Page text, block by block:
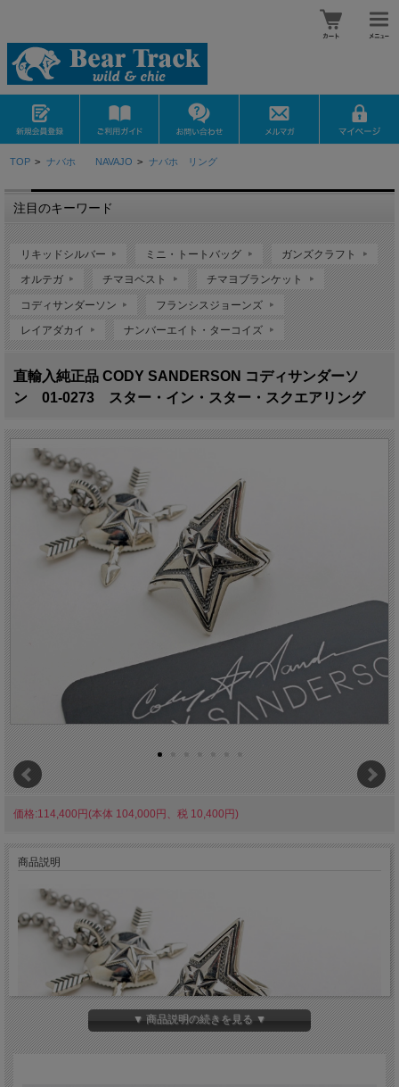
TOP > ナバホ NAVAJO > ナバホ リング
注目のキーワード
リキッドシルバー ミニ・トートバッグ ガンズクラフト
オルテガ チマヨベスト チマヨブランケット
コディサンダーソン フランシスジョーンズ
レイアダカイ ナンバーエイト・ターコイズ
直輸入純正品 CODY SANDERSON コディサンダーソ
ン 01-0273 スター・イン・スター・スクエアリング
価格:114,400円(本体 104,000円、税 10,400円)
商品説明
▼ 商品説明の続きを見る ▼